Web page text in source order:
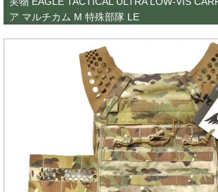
ア マルチカム M 特殊部隊 LE